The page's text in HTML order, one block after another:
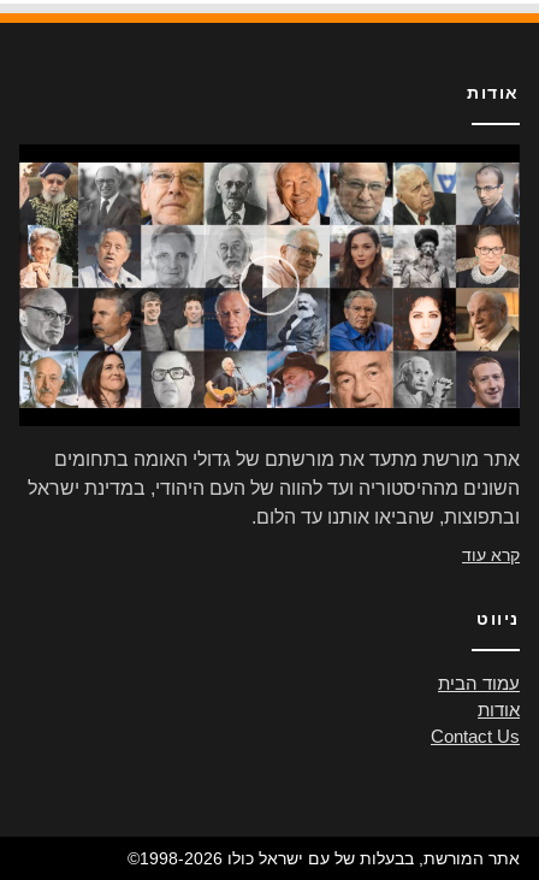
אודות
אתר מורשת מתעד את מורשתם של גדולי האומה בתחומים
השונים מההיסטוריה ועד להווה של העם היהודי, במדינת ישראל
ובתפוצות, שהביאו אותנו עד הלום.
קרא עוד
ניווט
עמוד הבית
אודות
Contact Us
©1998-2026 אתר המורשת, בבעלות של עם ישראל כולו